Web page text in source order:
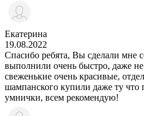
Екатерина
19.08.2022
Спасибо ребята, Вы сделали мне
выполнили очень быстро, даже
свеженькие очень красивые,
шампанского купили даже ту
умнички, всем рекомендую!